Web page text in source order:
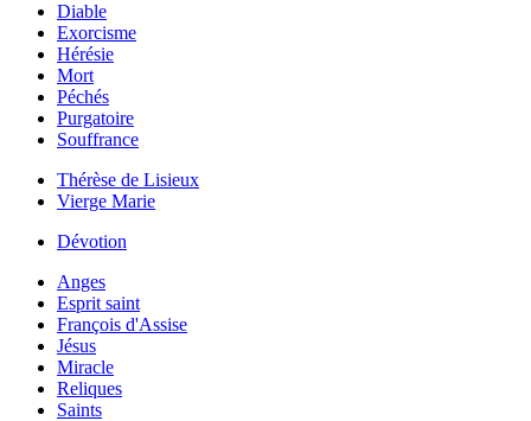
Diable
Exorcisme
Hérésie
Mort
Péchés
Purgatoire
Souffrance
Thérèse de Lisieux
Vierge Marie
Dévotion
Anges
Esprit saint
François d'Assise
Jésus
Miracle
Reliques
Saints